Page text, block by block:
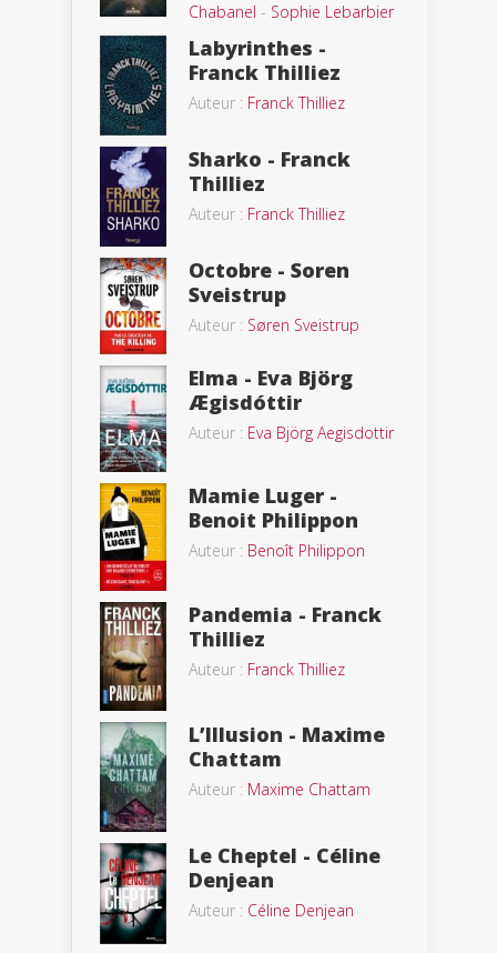
Chabanel - Sophie Lebarbier
Labyrinthes -
Franck Thilliez
Auteur : Franck Thilliez
Sharko - Franck
Thilliez
Auteur : Franck Thilliez
Octobre - Soren
Sveistrup
Auteur : Søren Sveistrup
Elma - Eva Björg
Ægisdóttir
Auteur : Eva Björg Aegisdottir
Mamie Luger -
Benoit Philippon
Auteur : Benoît Philippon
Pandemia - Franck
Thilliez
Auteur : Franck Thilliez
L’Illusion - Maxime
Chattam
Auteur : Maxime Chattam
Le Cheptel - Céline
Denjean
Auteur : Céline Denjean